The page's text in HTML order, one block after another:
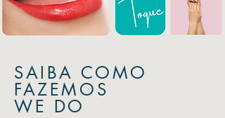
SAIBA COMO
FAZEMOS
WE DO